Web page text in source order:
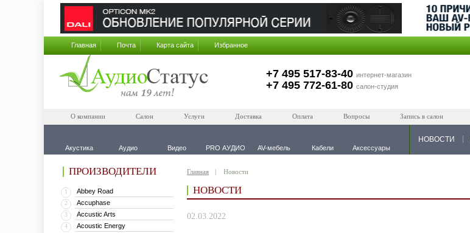
Главная Почта Карта сайта Избранное
+7 495 517-83-40 интернет-магазин
+7 495 772-61-80 салон-студия
О компании Салон Услуги Доставка Оплата Вопросы Запись в салон
Акустика Аудио Видео PRO АУДИО AV-мебель Кабели Аксессуары
НОВОСТИ
ПРОИЗВОДИТЕЛИ
1 Abbey Road
2 Accuphase
3 Accustic Arts
4 Acoustic Energy
Главная Новости
НОВОСТИ
02.03.2022